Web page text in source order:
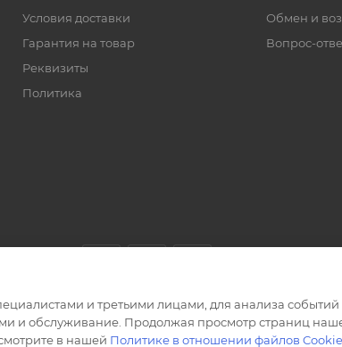
Условия доставки
Гарантия на товар
Реквизиты
Политика
Обмен и
Вопрос-
и третьими лицами, для анализа событий
и обслуживание. Продолжая просмотр страниц
в нашей Политике в отношении файлов Cookie